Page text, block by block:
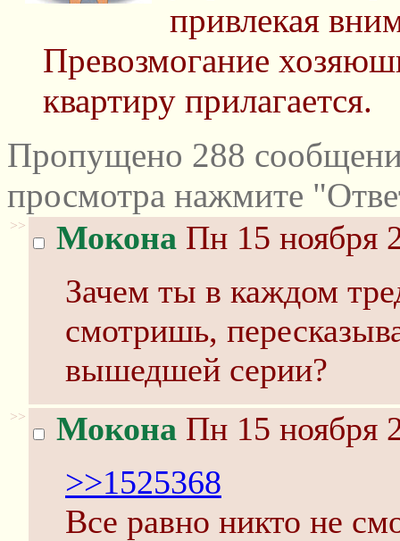
привлекая
Превозмогание
квартиру прилагается.
Пропущено 288
просмотра нажмите
>> Мокона Пн 15 ноября
Зачем ты в каждом
смотришь,
вышедшей серии?
>> Мокона Пн 15 ноября
>>1525368
Все равно никто не